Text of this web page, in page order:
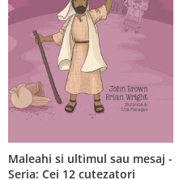
Devotional
Diverse
Lupta Spirituala
Schimbarea caracterului
Slujire
Suferinta
Viata din belsug
Viata de zi cu zi
Maleahi si ultimul sau mesaj -
Seria: Cei 12 cutezatori